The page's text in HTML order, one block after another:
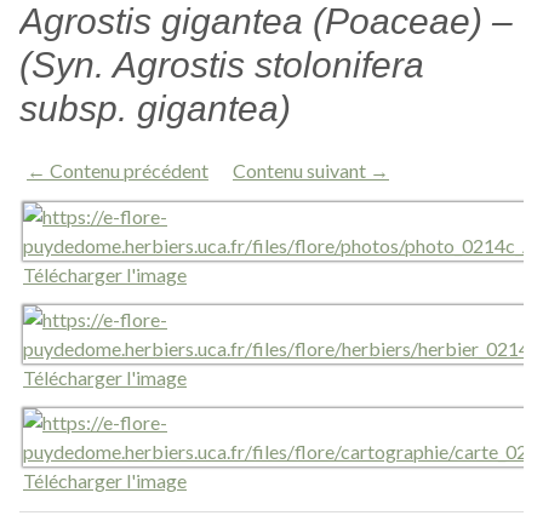
Agrostis gigantea (Poaceae) –
(Syn. Agrostis stolonifera
subsp. gigantea)
← Contenu précédent Contenu suivant →
Télécharger l'image
Télécharger l'image
Télécharger l'image